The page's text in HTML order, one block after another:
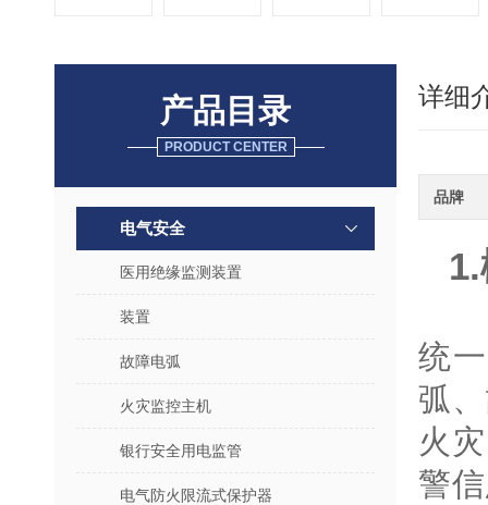
产品目录
PRODUCT CENTER
电气安全
医用绝缘监测装置
装置
故障电弧
火灾监控主机
银行安全用电监管
电气防火限流式保护器
详细
品牌
统
弧
火
警